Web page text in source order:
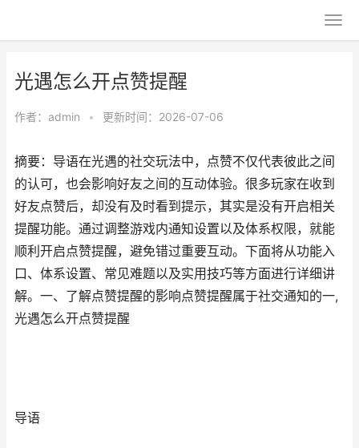
光遇怎么开点赞提醒
作者： admin • 更新时间：2026-07-06
摘要：导语在光遇的社交玩法中，点赞不仅代表彼此之间
的认可，也会影响好友之间的互动体验。很多玩家在收到
好友点赞后，却没有及时看到提示，其实是没有开启相关
提醒功能。通过调整游戏内通知设置以及体系权限，就能
顺利开启点赞提醒，避免错过重要互动。下面将从功能入
口、体系设置、常见难题以及实用技巧等方面进行详细讲
解。一、了解点赞提醒的影响点赞提醒属于社交通知的一,
光遇怎么开点赞提醒
导语